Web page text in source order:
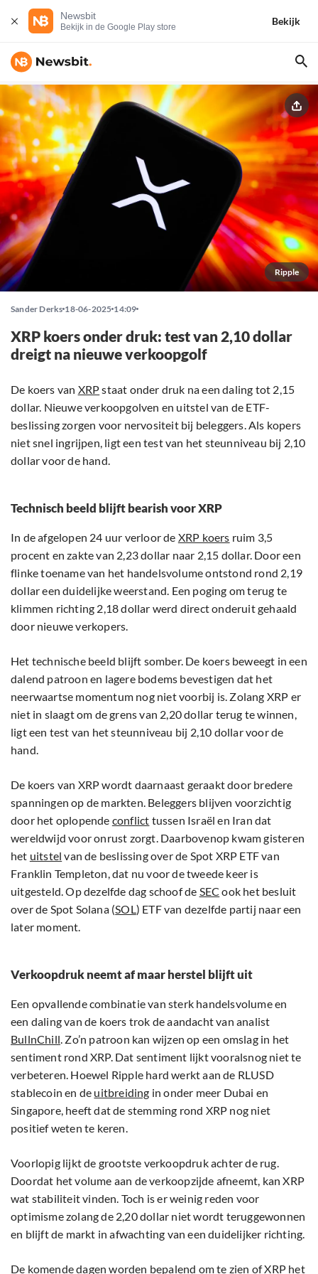
Newsbit
Bekijk in de Google Play store
Bekijk
Ripple
Sander Derks 18-06-2025 14:09
XRP koers onder druk: test van 2,10 dollar
dreigt na nieuwe verkoopgolf
De koers van XRPstaat onder druk na een daling tot 2,15
dollar. Nieuwe verkoopgolven en uitstel van de ETF-
beslissing zorgen voor nervositeit bij beleggers. Als kopers
niet snel ingrijpen, ligt een test van het steunniveau bij 2,10
dollar voor de hand.
Technisch beeld blijft bearish voor XRP
In de afgelopen 24 uur verloor de XRP koers ruim 3,5
procent en zakte van 2,23 dollar naar 2,15 dollar. Door een
flinke toename van het handelsvolume ontstond rond 2,19
dollar een duidelijke weerstand. Een poging om terug te
klimmen richting 2,18 dollar werd direct onderuit gehaald
door nieuwe verkopers.
Het technische beeld blijft somber. De koers beweegt in een
dalend patroon en lagere bodems bevestigen dat het
neerwaartse momentum nog niet voorbij is. Zolang XRP er
niet in slaagt om de grens van 2,20 dollar terug te winnen,
ligt een test van het steunniveau bij 2,10 dollar voor de
hand.
De koers van XRP wordt daarnaast geraakt door bredere
spanningen op de markten. Beleggers blijven voorzichtig
door het oplopende conflict tussen Israël en Iran dat
wereldwijd voor onrust zorgt. Daarbovenop kwam gisteren
het uitstel van de beslissing over de Spot XRP ETF van
Franklin Templeton, dat nu voor de tweede keer is
uitgesteld. Op dezelfde dag schoof de SEC ook het besluit
over de Spot Solana (SOL) ETF van dezelfde partij naar een
later moment.
Verkoopdruk neemt af maar herstel blijft uit
Een opvallende combinatie van sterk handelsvolume en
een daling van de koers trok de aandacht van analist
BullnChill. Zo’n patroon kan wijzen op een omslag in het
sentiment rond XRP. Dat sentiment lijkt vooralsnog niet te
verbeteren. Hoewel Ripple hard werkt aan de RLUSD
stablecoin en de uitbreiding in onder meer Dubai en
Singapore, heeft dat de stemming rond XRP nog niet
positief weten te keren.
Voorlopig lijkt de grootste verkoopdruk achter de rug.
Doordat het volume aan de verkoopzijde afneemt, kan XRP
wat stabiliteit vinden. Toch is er weinig reden voor
optimisme zolang de 2,20 dollar niet wordt teruggewonnen
en blijft de markt in afwachting van een duidelijker richting.
De komende dagen worden bepalend om te zien of XRP het